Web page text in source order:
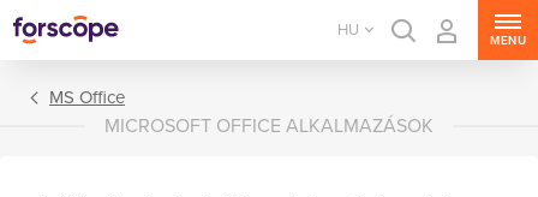
HU
MENU
MS Office
MICROSOFT OFFICE ALKALMAZÁSOK